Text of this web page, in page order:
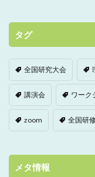
タグ
全国研究大会
講演会 ワーク
zoom 全国研
メタ情報